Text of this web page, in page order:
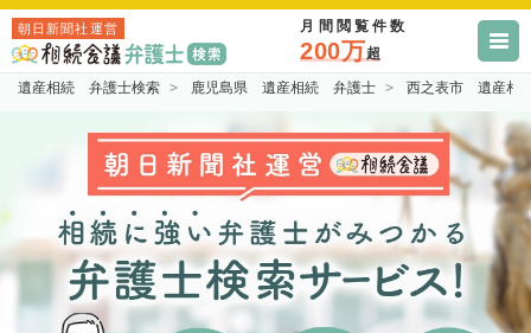
朝日新聞社運営 月間閲覧件数
200万超
遺産相続 弁護士検索 鹿児島県 遺産相続 弁護士 西之表市 遺産相